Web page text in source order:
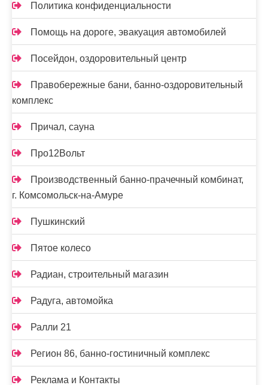
Политика конфиденциальности
Помощь на дороге, эвакуация автомобилей
Посейдон, оздоровительный центр
Правобережные бани, банно-оздоровительный
комплекс
Причал, сауна
Про12Вольт
Производственный банно-прачечный комбинат,
г. Комсомольск-на-Амуре
Пушкинский
Пятое колесо
Радиан, строительный магазин
Радуга, автомойка
Ралли 21
Регион 86, банно-гостиничный комплекс
Реклама и Контакты